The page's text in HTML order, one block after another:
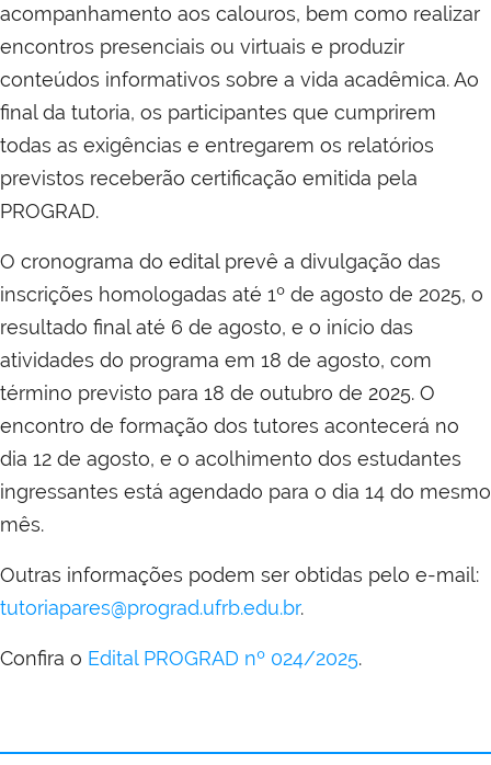
acompanhamento aos calouros, bem como realizar
encontros presenciais ou virtuais e produzir
conteúdos informativos sobre a vida acadêmica. Ao
final da tutoria, os participantes que cumprirem
todas as exigências e entregarem os relatórios
previstos receberão certificação emitida pela
PROGRAD.
O cronograma do edital prevê a divulgação das
inscrições homologadas até 1º de agosto de 2025, o
resultado final até 6 de agosto, e o início das
atividades do programa em 18 de agosto, com
término previsto para 18 de outubro de 2025. O
encontro de formação dos tutores acontecerá no
dia 12 de agosto, e o acolhimento dos estudantes
ingressantes está agendado para o dia 14 do mesmo
mês.
Outras informações podem ser obtidas pelo e-mail:
tutoriapares@prograd.ufrb.edu.br.
Confira o Edital PROGRAD nº 024/2025.